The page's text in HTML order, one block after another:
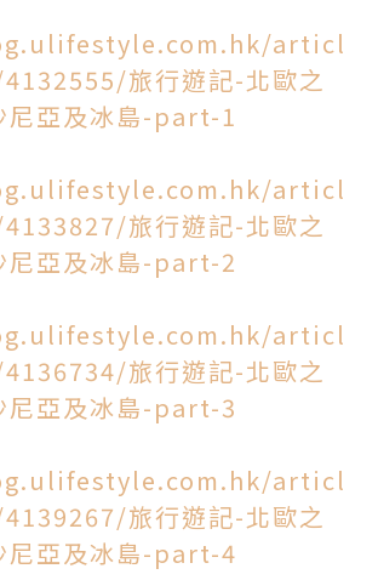
articl
旅行遊記-北歐之
尼亞及冰島-part-1
articl
旅行遊記-北歐之
尼亞及冰島-part-2
articl
旅行遊記-北歐之
尼亞及冰島-part-3
articl
旅行遊記-北歐之
尼亞及冰島-part-4